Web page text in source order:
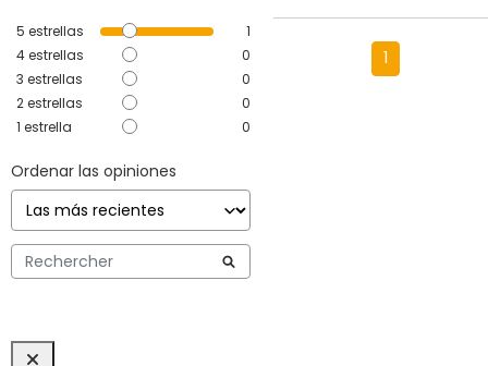
5 estrellas
1
4estrellas
0
3 estrellas
0
2estrellas
0
1 estrella 0
Ordenar las opiniones
1